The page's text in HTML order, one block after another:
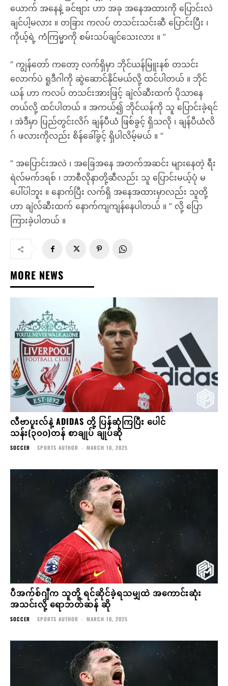
ယောက် အနေနဲ့ ခင်ဗျား ဟာ အခု အနေအထားကို ပြောင်းလဲ
ချင်ပါ့မလား ။ တခြား ကလပ် တသင်းသင်းဆီ ပြောင်းပြီး ၊
ကိုယ့်ရဲ့ ကံကြမ္မာကို စမ်းသပ်ချင်သေးလား ။ ”
” ကျွန်တော် ကတော့ လက်ရှိမှာ ဘိုင်ယန်မြူးနစ် တသင်း
လောက်ပဲ ရူဒီဂါကို ဆွဲဆောင်နိုင်မယ်လို့ ထင်ပါတယ် ။ ဘိုင်
ယန် ဟာ ကလပ် တသင်းအားဖြင့် ချဲလ်ဆီးထက် ပိုသာနေ
တယ်လို့ ထင်ပါတယ် ။ အကယ်၍ ဘိုင်ယန်ကို သူ ပြောင်းခဲ့ရင်
၊ အဲဒီမှာ ပြည်တွင်းလိဂ် ချန်ပီယံ ဖြစ်ခွင့် ရှိသလို ၊ ချန်ပီယံလိ
ဂ် ဖလားကိုလည်း စိန်ခေါ်ခွင့် ရှိပါလိမ့်မယ် ။ ”
” အပြောင်းအလဲ ၊ အခြေအနေ အတက်အဆင်း များနေတဲ့ ရီး
ရဲလ်မက်ဒရစ် ၊ ဘာစီလိုနာတို့ဆီလည်း သူ ပြောင်းမယ့်ပုံ မ
ပေါ်ပါဘူး ။ နောက်ပြီး လက်ရှိ အနေအထားမှာလည်း သူတို့
ဟာ ချဲလ်ဆီးထက် နောက်ကျကျန်နေပါတယ် ။ ” လို့ ပြော
ကြားခဲ့ပါတယ် ။
MORE NEWS
လီဗာပူးလ်နဲ့ ADIDAS တို့ ပြန်ဆုံကြပြီး ပေါင်
သန်း(၃၀၀)တန် စာချုပ် ချုပ်ဆို
SOCCER SPORTS AUTHOR - MARCH 10, 2025
ပီအက်စ်ဂျီက သူတို့ ရင်ဆိုင်ခဲ့ရသမျှထဲ အကောင်းဆုံး
အသင်းလို့ ရောဘတ်ဆန် ဆို
SOCCER SPORTS AUTHOR - MARCH 10, 2025